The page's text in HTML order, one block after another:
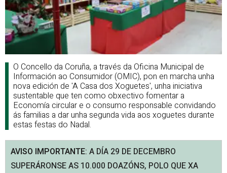
O Concello da Coruña, a través da Oficina Municipal de
Información ao Consumidor (OMIC), pon en marcha unha
nova edición de 'A Casa dos Xoguetes', unha iniciativa
sustentable que ten como obxectivo fomentar a
Economía circular e o consumo responsable convidando
ás familias a dar unha segunda vida aos xoguetes durante
estas festas do Nadal.
AVISO IMPORTANTE: A DÍA 29 DE DECEMBRO
SUPERÁRONSE AS 10.000 DOAZÓNS, POLO QUE XA